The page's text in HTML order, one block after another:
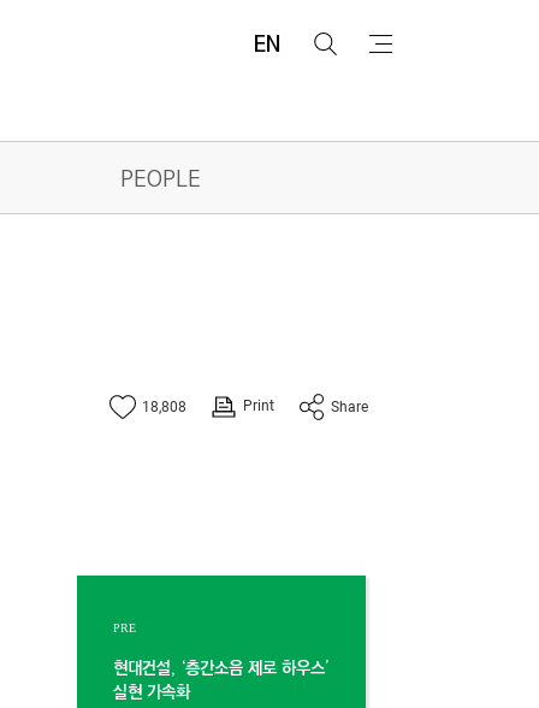
EN
검
PEOPLE
18,808 Print Share
PRE
현대건설, ‘층간소음 제로 하우스’
실현 가속화